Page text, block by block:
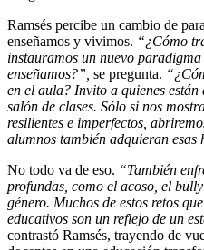
Ramsés percibe un cambio de
enseñamos y vivimos. “¿Cómo
instauramos un nuevo
enseñamos?”, se pregunta.
en el aula? Invito a quienes
salón de clases. Sólo si nos
resilientes e imperfectos,
alumnos también adquieran esas
No todo va de eso. “También
profundas, como el acoso, el
género. Muchos de estos retos
educativos son un reflejo de un
contrastó Ramsés, trayendo de